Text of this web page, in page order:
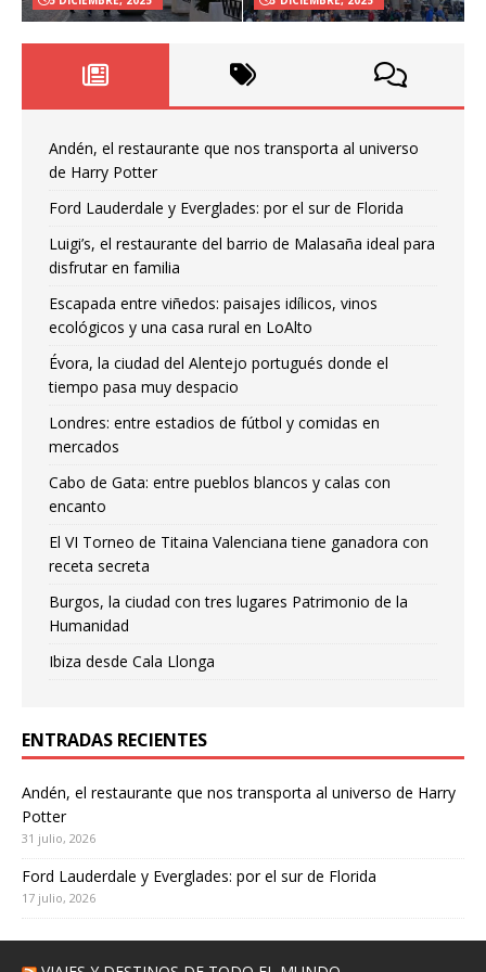
Andén, el restaurante que nos transporta al universo
de Harry Potter
Ford Lauderdale y Everglades: por el sur de Florida
Luigi’s, el restaurante del barrio de Malasaña ideal para
disfrutar en familia
Escapada entre viñedos: paisajes idílicos, vinos
ecológicos y una casa rural en LoAlto
Évora, la ciudad del Alentejo portugués donde el
tiempo pasa muy despacio
Londres: entre estadios de fútbol y comidas en
mercados
Cabo de Gata: entre pueblos blancos y calas con
encanto
El VI Torneo de Titaina Valenciana tiene ganadora con
receta secreta
Burgos, la ciudad con tres lugares Patrimonio de la
Humanidad
Ibiza desde Cala Llonga
ENTRADAS RECIENTES
Andén, el restaurante que nos transporta al universo de Harry
Potter
31 julio, 2026
Ford Lauderdale y Everglades: por el sur de Florida
17 julio, 2026